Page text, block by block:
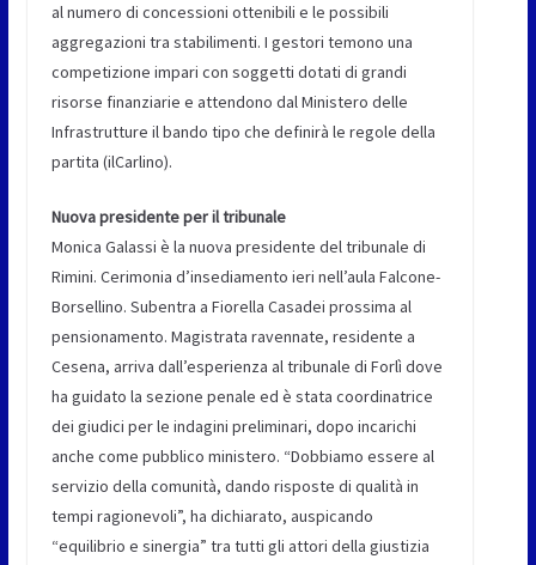
al numero di concessioni ottenibili e le possibili
aggregazioni tra stabilimenti. I gestori temono una
competizione impari con soggetti dotati di grandi
risorse finanziarie e attendono dal Ministero delle
Infrastrutture il bando tipo che definirà le regole della
partita (ilCarlino).
Nuova presidente per il tribunale
Monica Galassi è la nuova presidente del tribunale di
Rimini. Cerimonia d’insediamento ieri nell’aula Falcone-
Borsellino. Subentra a Fiorella Casadei prossima al
pensionamento. Magistrata ravennate, residente a
Cesena, arriva dall’esperienza al tribunale di Forlì dove
ha guidato la sezione penale ed è stata coordinatrice
dei giudici per le indagini preliminari, dopo incarichi
anche come pubblico ministero. “Dobbiamo essere al
servizio della comunità, dando risposte di qualità in
tempi ragionevoli”, ha dichiarato, auspicando
“equilibrio e sinergia” tra tutti gli attori della giustizia